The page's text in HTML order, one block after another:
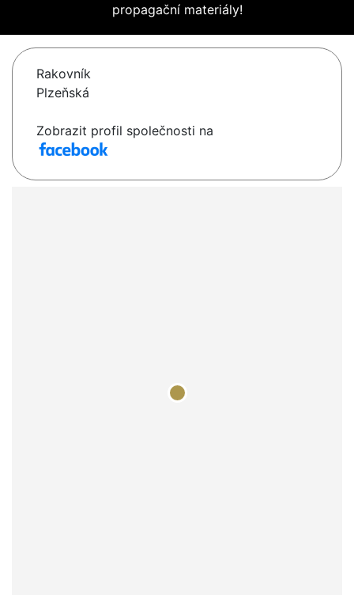
propagační materiály!
Rakovník
Plzeňská
Zobrazit profil společnosti na